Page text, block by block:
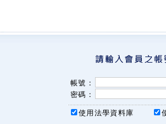
帳號：
密碼：
使用法學資料庫